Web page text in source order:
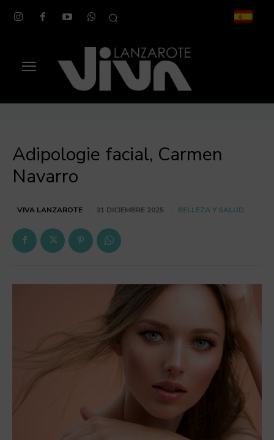
Adipologie facial, Carmen
Navarro
VIVA LANZAROTE 31 DICIEMBRE 2025 BELLEZA Y SALUD